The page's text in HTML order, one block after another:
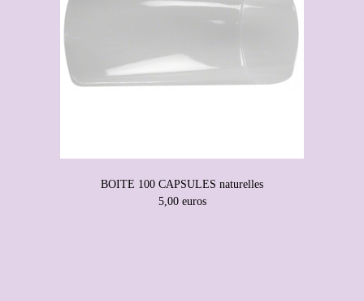
BOITE 100 CAPSULES naturelles
5,00 euros